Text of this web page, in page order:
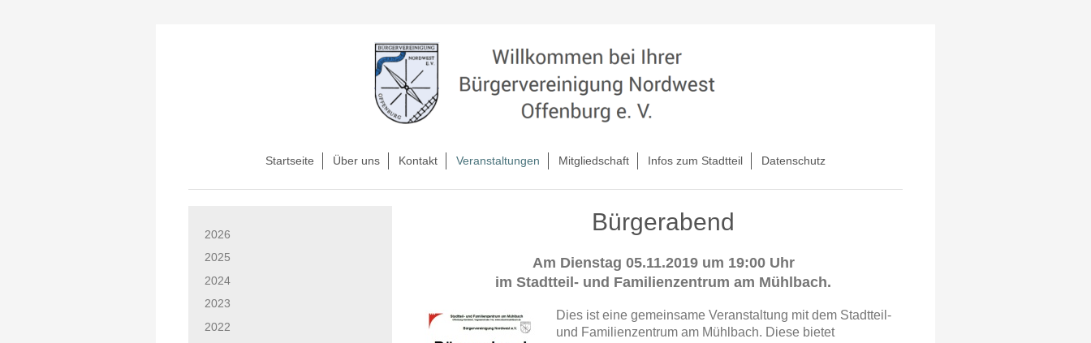
Startseite Über uns Kontakt Veranstaltungen Mitgliedschaft Infos zum Stadtteil Datenschutz
Bürgerabend
Am Dienstag 05.11.2019 um 19:00 Uhr
im Stadtteil- und Familienzentrum am Mühlbach.
Dies ist eine gemeinsame Veranstaltung mit dem Stadtteil-
und Familienzentrum am Mühlbach. Diese bietet
2026
2025
2024
2023
2022